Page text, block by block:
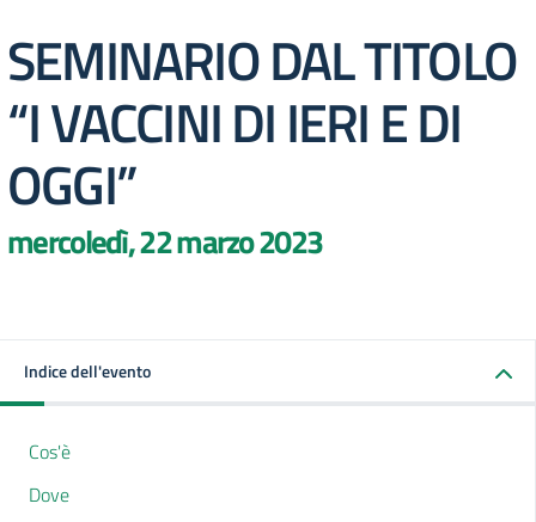
SEMINARIO DAL TITOLO
“I VACCINI DI IERI E DI
OGGI”
mercoledì, 22 marzo 2023
Indice dell'evento
Cos'è
Dove